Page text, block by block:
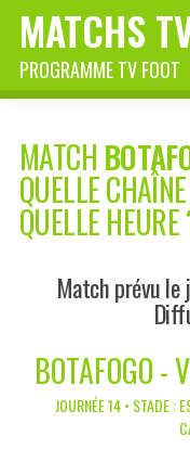
MATCHS
PROGRAMME TV FOOT
MATCH
QUELLE
QUELLE HEURE
Match prévu
BOTAFOGO -
JOURNÉE 14 • STADE :